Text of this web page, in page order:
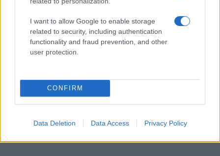
I want to allow Google to enable storage
related to security, including authentication
functionality and fraud prevention, and other
user protection.
CONFIRM
Data Deletion Data Access Privacy Policy
παράβαση καθήκοντος.
Πηγή Πρώτο Θέμα